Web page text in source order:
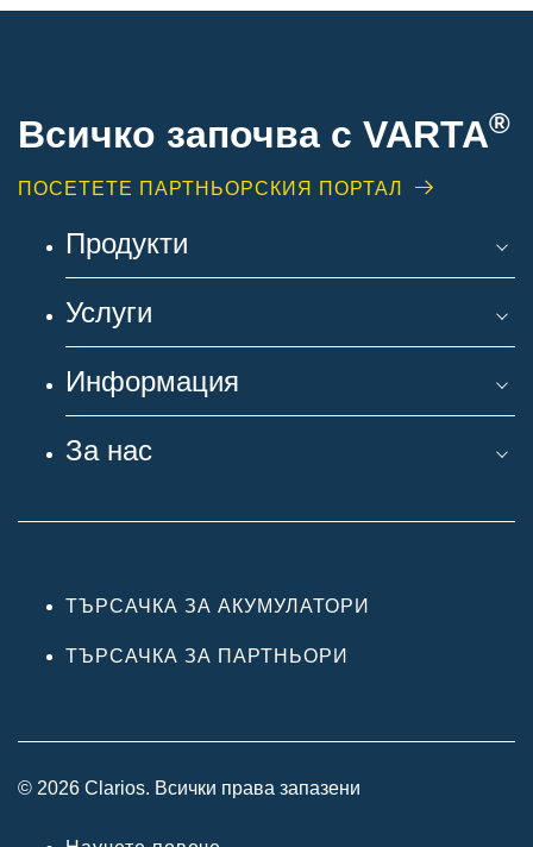
Всичко започва с VARTA®
ПОСЕТЕТЕ ПАРТНЬОРСКИЯ ПОРТАЛ
Продукти
Услуги
Информация
За нас
ТЪРСАЧКА ЗА АКУМУЛАТОРИ
ТЪРСАЧКА ЗА ПАРТНЬОРИ
© 2026 Clarios. Всички права запазени